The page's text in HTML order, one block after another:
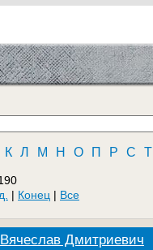
К Л М Н О П Р С Т
| Конец | Все
Дмитриевич